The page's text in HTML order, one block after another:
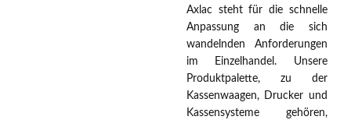
Axlac steht für die schnelle
Anpassung an die sich
wandelnden Anforderungen
im Einzelhandel. Unsere
Produktpalette, zu der
Kassenwaagen, Drucker und
Kassensysteme gehören,